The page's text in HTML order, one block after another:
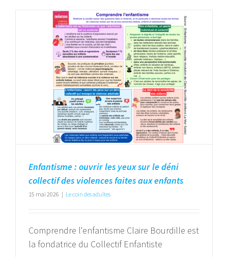
Enfantisme : ouvrir les yeux sur le déni
collectif des violences faites aux enfants
15 mai 2026 | Le coin des adultes
Comprendre l'enfantisme Claire Bourdille est
la fondatrice du Collectif Enfantiste